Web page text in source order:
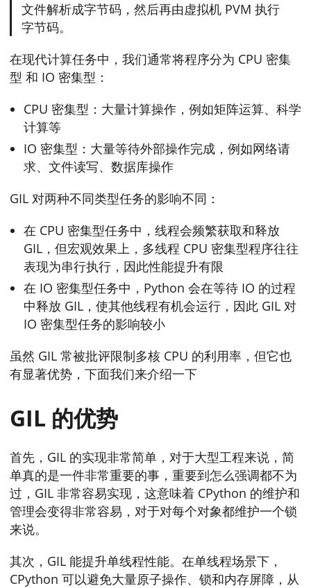
文件解析成字节码，然后再由虚拟机 PVM 执行
字节码。
在现代计算任务中，我们通常将程序分为 CPU 密集
型 和 IO 密集型：
CPU 密集型：大量计算操作，例如矩阵运算、科学
计算等
IO 密集型：大量等待外部操作完成，例如网络请
求、文件读写、数据库操作
GIL 对两种不同类型任务的影响不同：
在 CPU 密集型任务中，线程会频繁获取和释放
GIL，但宏观效果上，多线程 CPU 密集型程序往往
表现为串行执行，因此性能提升有限
在 IO 密集型任务中，Python 会在等待 IO 的过程
中释放 GIL，使其他线程有机会运行，因此 GIL 对
IO 密集型任务的影响较小
虽然 GIL 常被批评限制多核 CPU 的利用率，但它也
有显著优势，下面我们来介绍一下
GIL 的优势
首先，GIL 的实现非常简单，对于大型工程来说，简
单真的是一件非常重要的事，重要到怎么强调都不为
过，GIL 非常容易实现，这意味着 CPython 的维护和
管理会变得非常容易，对于对每个对象都维护一个锁
来说。
其次，GIL 能提升单线程性能。在单线程场景下，
CPython 可以避免大量原子操作、锁和内存屏障，从